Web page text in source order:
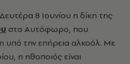
8 Ιουνίου η δίκη της
στο Αυτόφωρο, που
υπό την επήρεια αλκοόλ. Με
η ηθοποιός είναι